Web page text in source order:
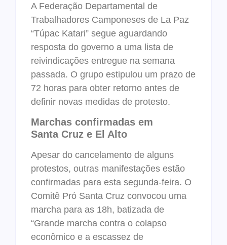
A Federação Departamental de
Trabalhadores Camponeses de La Paz
“Túpac Katari” segue aguardando
resposta do governo a uma lista de
reivindicações entregue na semana
passada. O grupo estipulou um prazo de
72 horas para obter retorno antes de
definir novas medidas de protesto.
Marchas confirmadas em
Santa Cruz e El Alto
Apesar do cancelamento de alguns
protestos, outras manifestações estão
confirmadas para esta segunda-feira. O
Comitê Pró Santa Cruz convocou uma
marcha para as 18h, batizada de
“Grande marcha contra o colapso
econômico e a escassez de